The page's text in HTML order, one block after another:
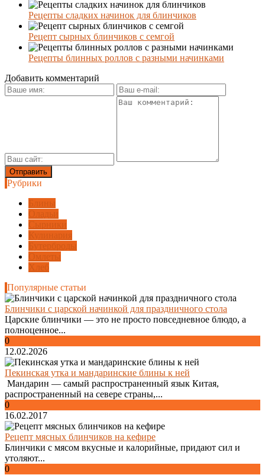
Рецепты сладких начинок для блинчиков
Рецепт сырных блинчиков с семгой
Рецепты блинных роллов с разными начинками
Добавить комментарий
Рубрики
Блины
Оладьи
Сырники
Кулинария
Бутерброды
Омлеты
Хлеб
Популярные статьи
Блинчики с царской начинкой для праздничного стола
Царские блинчики — это не просто повседневное блюдо, а
полноценное...
0
12.02.2026
Пекинская утка и мандаринские блины к ней
Мандарин — самый распространенный язык Китая,
распространенный на севере страны,...
0
16.02.2017
Рецепт мясных блинчиков на кефире
Блинчики с мясом вкусные и калорийные, придают сил и
утоляют...
0